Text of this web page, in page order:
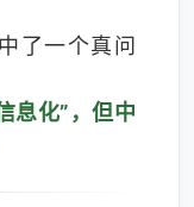
了一个真问
息化”，但中